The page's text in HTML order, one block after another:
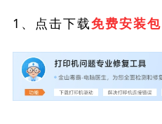
1、点击下载免费安装包